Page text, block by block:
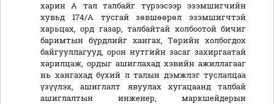
харин А тал талбайг түрээсээр эзэмшигчийн
хувьд 174/А тусгай зөвшөөрөл эзэмшигчтэй
харьцах, орд газар, талбайтай холбоотой бичиг
баримтын бүрдлийг хангах, Төрийн холбогдох
байгууллагууд, орон нутгийн засаг захиргаатай
харилцаж, ордыг ашиглахад хэвийн ажиллагааг
нь хангахад бүхий л талын дэмжлэг туслалцаа
үзүүлэх, ашиглалт явуулах хугацаанд талбай
ашиглалтын инженер, маркшейдерын